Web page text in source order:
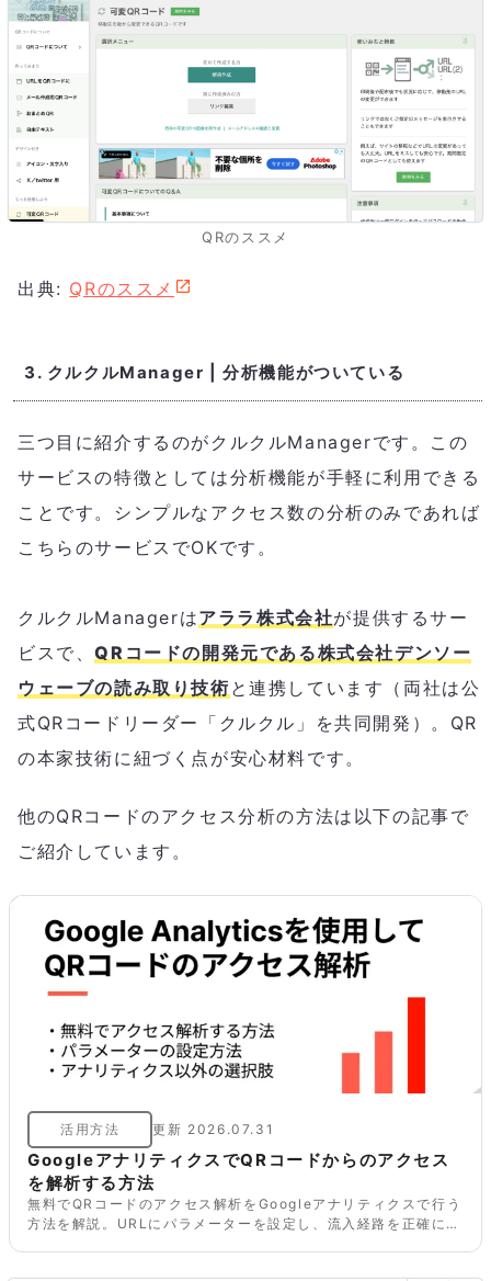
QRのススメ
出典: QRのススメ
3. クルクルManager | 分析機能がついている
三つ目に紹介するのがクルクルManagerです。この
サービスの特徴としては分析機能が手軽に利用できる
ことです。シンプルなアクセス数の分析のみであれば
こちらのサービスでOKです。
クルクルManagerはアララ株式会社が提供するサー
ビスで、QRコードの開発元である株式会社デンソー
ウェーブの読み取り技術 と連携しています（両社は公
式QRコードリーダー「クルクル」を共同開発）。QR
の本家技術に紐づく点が安心材料です。
他のQRコードのアクセス分析の方法は以下の記事で
ご紹介しています。
活用方法 更新 2026.07.31
GoogleアナリティクスでQRコードからのアクセス
を解析する方法
無料でQRコードのアクセス解析をGoogleアナリティクスで行う
方法を解説。URLにパラメーターを設定し、流入経路を正確に計